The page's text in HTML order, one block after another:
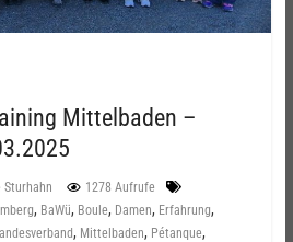
Mittelbaden –
Sturhahn
1278 Aufrufe
, BaWü, Boule, Damen, Erfahrung,
, Mittelbaden, Pétanque,